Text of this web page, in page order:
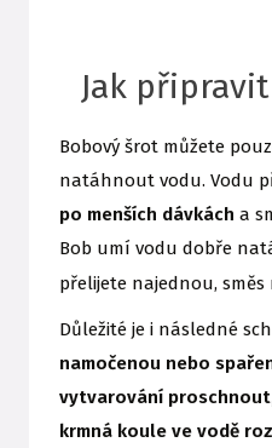
Jak
Bobový šrot můžete
natáhnout vodu. Vodu
po menších dávkách a
Bob umí vodu dobře
přelijete najednou,
Důležité je i následné
namočenou nebo
vytvarování
krmná koule ve vodě